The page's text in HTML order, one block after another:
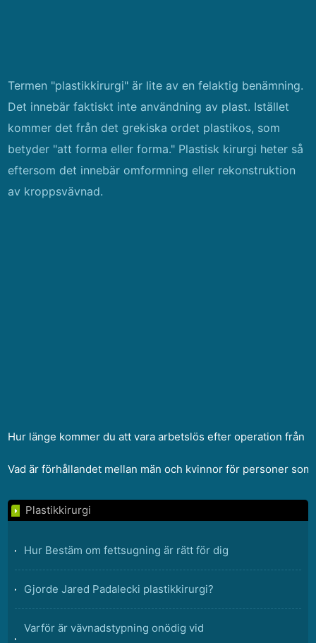
Termen "plastikkirurgi" är lite av en felaktig benämning.
Det innebär faktiskt inte användning av plast. Istället
kommer det från det grekiska ordet plastikos, som
betyder "att forma eller forma." Plastisk kirurgi heter så
eftersom det innebär omformning eller rekonstruktion
av kroppsvävnad.
Hur länge kommer du att vara arbetslös efter operation från
Vad är förhållandet mellan män och kvinnor för personer
Plastikkirurgi
Hur Bestäm om fettsugning är rätt för dig
Gjorde Jared Padalecki plastikkirurgi?
Varför är vävnadstypning onödig vid